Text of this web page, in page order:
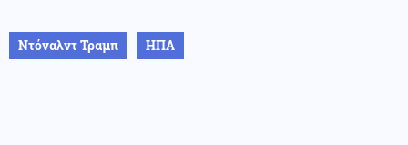
Ντόναλντ Τραμπ ΗΠΑ